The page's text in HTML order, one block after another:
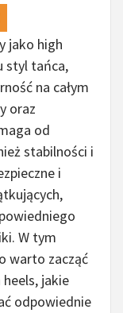
jako high
styl tańca,
na całym
oraz
od
stabilności i
i
W tym
warto zacząć
jakie
odpowiednie